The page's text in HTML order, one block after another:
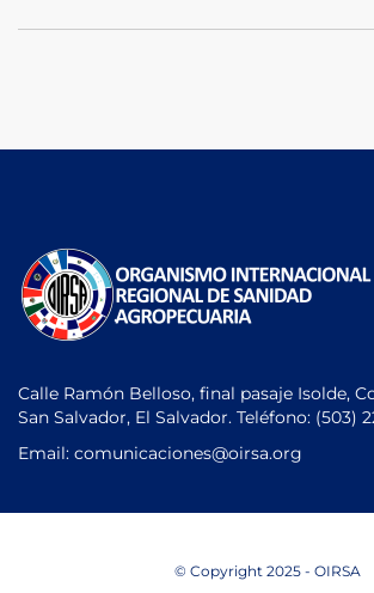
Calle Ramón Belloso, final pasaje Isolde,
San Salvador, El Salvador. Teléfono: (503)
Email: comunicaciones@oirsa.org
© Copyright 2025 - OIRSA